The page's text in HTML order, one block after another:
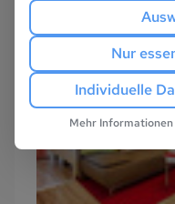
Nur
Individuelle
Mehr Informationen